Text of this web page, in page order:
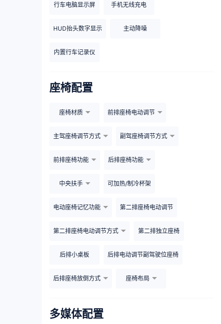
行车电脑显示屏 手机无线充电
HUD抬头数字显示 主动降噪
内置行车记录仪
座椅配置
座椅材质 前排座椅电动调节
主驾座椅调节方式 副驾座椅调节方式
前排座椅功能 后排座椅功能
中央扶手 可加热/制冷杯架
电动座椅记忆功能 第二排座椅电动调节
第二排座椅电动调节方式 第二排独立座椅
后排小桌板 后排电动调节副驾驶位座椅
后排座椅放倒方式 座椅布局
多媒体配置